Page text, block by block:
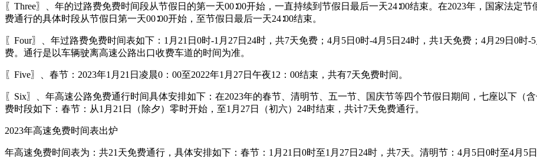
〖Three〗、年的过路费免费时间段从节假日的第一天00∶00开始，一直持续到节假日最后一天24∶00结束。在2023年，国家法定
费通行的具体时段从节假日第一天00∶00开始，至节假日最后一天24∶00结束。
〖Four〗、年过路费免费时间表如下：1月21日0时-1月27日24时，共7天免费；4月5日0时-4月5日24时，共1天免费；4月29日0时
费。通行是以车辆驶离高速公路出口收费车道的时间为准。
〖Five〗、春节：2023年1月21日凌晨0：00至2022年1月27日午夜12：00结束，共有7天免费时间。
〖Six〗、年高速公路免费通行时间具体安排如下：在2023年的春节、清明节、五一节、国庆节等四个节假日期间，七座以下（
费时段如下：春节：从1月21日（除夕）零时开始，至1月27日（初六）24时结束，共计7天免费通行。
2023年高速免费时间表出炉
年高速免费时间表为：共21天免费通行，具体安排如下：春节：1月21日0时至1月27日24时，共7天。清明节：4月5日0时至4月5